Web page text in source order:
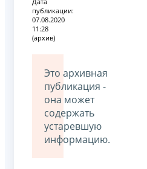
публикации:
07.08.2020
11:28
(архив)
Это архивная
публикация -
она может
содержать
устаревшую
информацию.